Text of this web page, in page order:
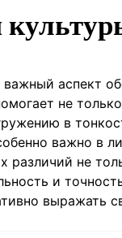
аспект
не
в
важно в
различий не
и
выражать